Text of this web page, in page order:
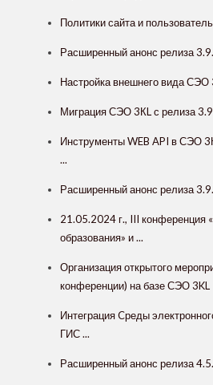
Политики сайта и
Расширенный анонс релиза
Настройка внешнего вида СЭО
Миграция СЭО 3КL с релиза
Инструменты WEB API в СЭО
...
Расширенный анонс релиза
21.05.2024 г., III
образования» и ...
Организация открытого
конференции) на базе СЭО 3KL
Интеграция Cреды
ГИС ...
Расширенный анонс релиза